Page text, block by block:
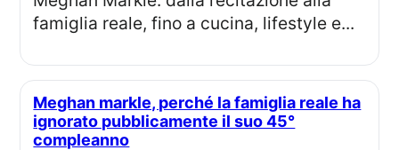
famiglia reale, fino a cucina, lifestyle e...
Meghan markle, perché la famiglia reale ha
ignorato pubblicamente il suo 45°
compleanno